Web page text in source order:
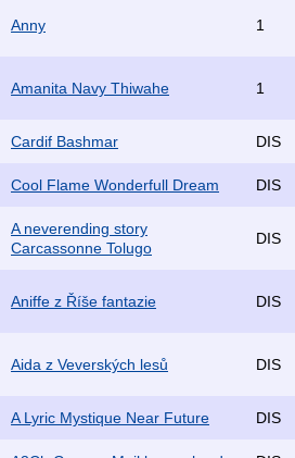
Anny 1
Amanita Navy Thiwahe 1
Cardif Bashmar DIS
Cool Flame Wonderfull Dream DIS
A neverending story
Carcassonne Tolugo
DIS
Aniffe z Říše fantazie DIS
Aida z Veverských lesů DIS
A Lyric Mystique Near Future DIS